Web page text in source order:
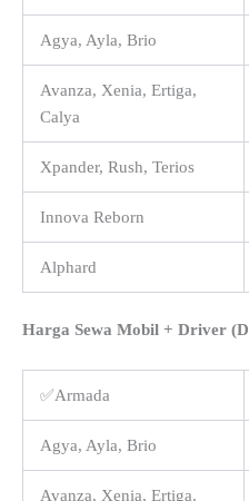
Agya, Ayla, Brio
Avanza, Xenia, Ertiga,
Calya
Xpander, Rush, Terios
Innova Reborn
Alphard
Harga Sewa Mobil + Driver
✅Armada
Agya, Ayla, Brio
Avanza, Xenia, Ertiga,